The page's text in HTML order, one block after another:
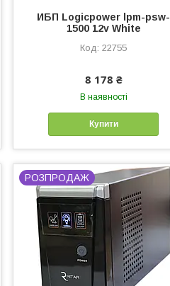
ИБП Logicpower lpm-psw-
1500 12v White
22755
8 178 ₴
В наявності
Купити
РОЗПРОДАЖ